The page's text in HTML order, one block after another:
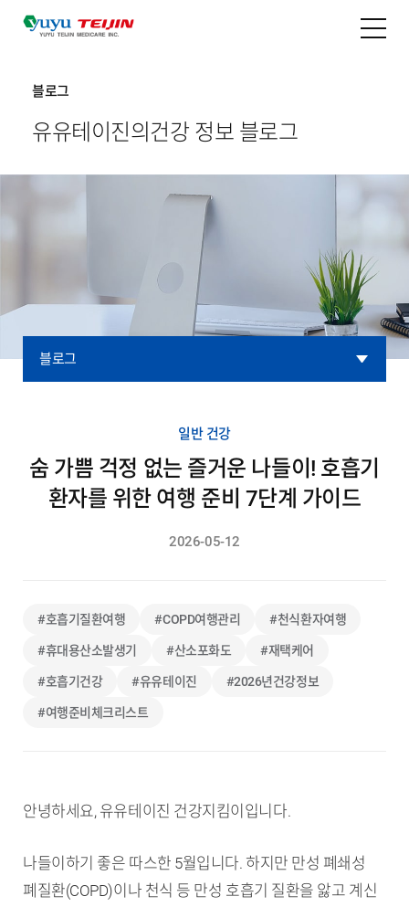
블로그
유유테이진의 건강 정보 블로그
블로그
일반 건강
숨 가쁨 걱정 없는 즐거운 나들이! 호흡기
환자를 위한 여행 준비 7단계 가이드
2026-05-12
#호흡기질환여행 #COPD여행관리 #천식환자여행
#휴대용산소발생기 #산소포화도 #재택케어
#호흡기건강 #유유테이진 #2026년건강정보
#여행준비체크리스트
안녕하세요, 유유테이진 건강지킴이입니다.
나들이하기 좋은 따스한 5월입니다. 하지만 만성 폐쇄성
폐질환(COPD)이나 천식 등 만성 호흡기 질환을 앓고 계신